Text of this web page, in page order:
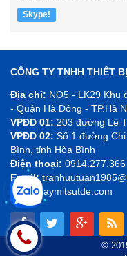
Skype!
CÔNG TY TNHH THIẾT
Địa chỉ: NO5 - LK29 Khu
- Quận Hà Đông - TP.Hà
VPĐD 01: 203 đường Lê
VPĐD 02: Số 1 đường
Bình, tỉnh Hòa Bình
Điện thoại:
Email:
thangmaymitsutde.com
©